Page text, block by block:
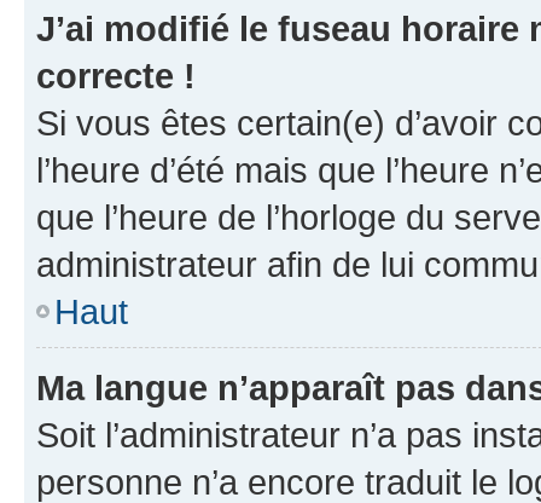
J’ai modifié le fuseau horaire
correcte !
Si vous êtes certain(e) d’avoir
l’heure d’été mais que l’heure
que l’heure de l’horloge du
administrateur afin de lui
Haut
Ma langue n’apparaît pas
Soit l’administrateur n’a pas
personne n’a encore traduit le